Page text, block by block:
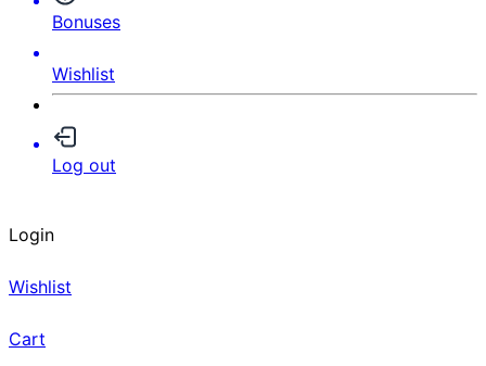
Bonuses
Wishlist
Log out
Login
Wishlist
Cart